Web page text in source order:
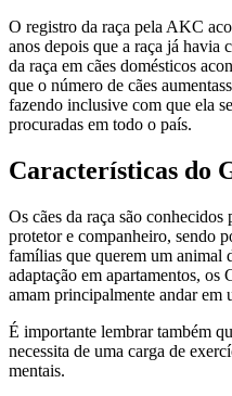
O registro da raça pela AKC
anos depois que a raça já havia
da raça em cães domésticos
que o número de cães
fazendo inclusive com que ela
procuradas em todo o país.
Características do
Os cães da raça são
protetor e companheiro, sendo
famílias que querem um animal
adaptação em apartamentos, os
amam principalmente andar em
É importante lembrar também
necessita de uma carga de
mentais.